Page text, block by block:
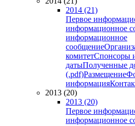
2014 (21)
Первое
информационное
информационное
сообщение
комитетСпонсоры
датыПолученные
(.pdf)Размещение
информация
2013 (20)
2013 (20)
Первое
информационное